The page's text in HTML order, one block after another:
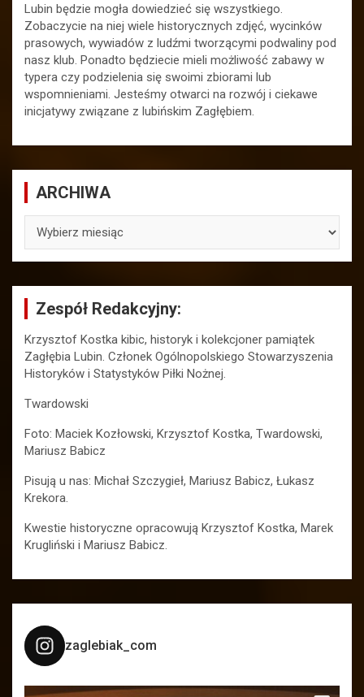
Lubin będzie mogła dowiedzieć się wszystkiego.
Zobaczycie na niej wiele historycznych zdjęć, wycinków
prasowych, wywiadów z ludźmi tworzącymi podwaliny pod
nasz klub. Ponadto będziecie mieli możliwość zabawy w
typera czy podzielenia się swoimi zbiorami lub
wspomnieniami. Jesteśmy otwarci na rozwój i ciekawe
inicjatywy związane z lubińskim Zagłębiem.
ARCHIWA
Zespół Redakcyjny:
Krzysztof Kostka kibic, historyk i kolekcjoner pamiątek
Zagłębia Lubin. Członek Ogólnopolskiego Stowarzyszenia
Historyków i Statystyków Piłki Nożnej.
Twardowski
Foto: Maciek Kozłowski, Krzysztof Kostka, Twardowski,
Mariusz Babicz
Pisują u nas: Michał Szczygieł, Mariusz Babicz, Łukasz
Krekora.
Kwestie historyczne opracowują Krzysztof Kostka, Marek
Krugliński i Mariusz Babicz.
zaglebiak_com